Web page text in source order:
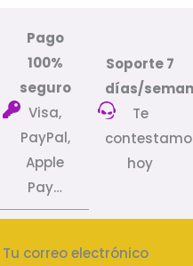
Pago
100%
seguro
Visa,
PayPal,
Apple
Pay…
Soporte 7
días/
Te
hoy
Tu correo electrónico